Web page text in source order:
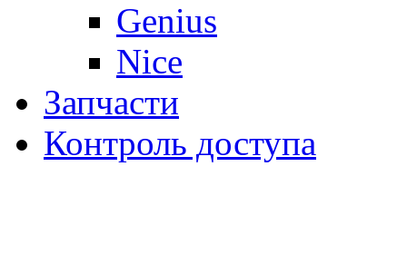
Genius
Nice
Запчасти
Контроль доступа